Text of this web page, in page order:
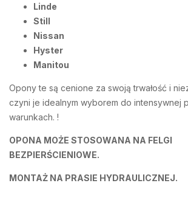
Linde
Still
Nissan
Hyster
Manitou
Opony te są cenione za swoją trwałość i
czyni je idealnym wyborem do intensywnej
warunkach. !
OPONA MOŻE STOSOWANA NA FELGI
BEZPIERŚCIENIOWE.
MONTAŻ NA PRASIE HYDRAULICZNEJ.